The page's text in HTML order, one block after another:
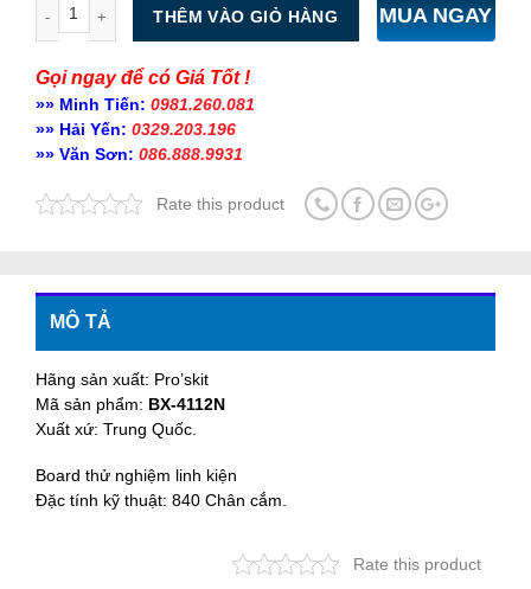
THÊM VÀO GIỎ HÀNG MUA NGAY
Gọi ngay để có Giá Tốt !
»» Minh Tiến: 0981.260.081
»» Hải Yến: 0329.203.196
»» Văn Sơn: 086.888.9931
Rate this product
MÔ TẢ
Hãng sản xuất: Pro’skit
Mã sản phẩm: BX-4112N
Xuất xứ: Trung Quốc.
Board thử nghiệm linh kiện
Đặc tính kỹ thuật: 840 Chân cắm.
Rate this product